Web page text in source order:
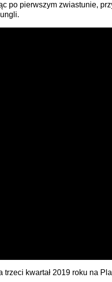
po pierwszym zwiastunie,
trzeci kwartał 2019 roku na